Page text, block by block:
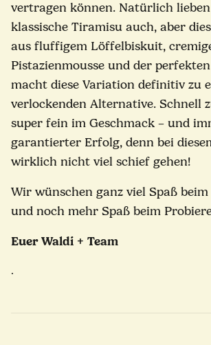
vertragen können. Natürlich
klassische Tiramisu auch, aber
aus fluffigem Löffelbiskuit,
Pistazienmousse und der
macht diese Variation definitiv zu
verlockenden Alternative. Schnell
super fein im Geschmack – und
garantierter Erfolg, denn bei
wirklich nicht viel schief gehen!
Wir wünschen ganz viel Spaß
und noch mehr Spaß beim
Euer Waldi + Team
.